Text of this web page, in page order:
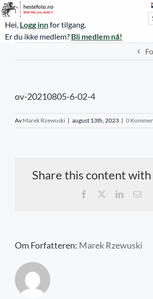
Skip
to
content
Hei, Logg innfor tilgang.
Er du ikke medlem? Bli medlem nå!
Øvrevoll treningsdager
NoARK
ov-20210805-6-02-4
Av Marek Rzewuski | august 13th, 2023 | 0
Share this content
Facebook LinkedIn
E-
Om Forfatteren: Marek Rzewuski